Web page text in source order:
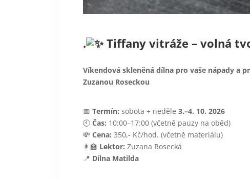
. Tiffany vitráže – volná
Víkendová skleněná dílna pro vaše nápady a
Zuzanou Roseckou
📅 Termín: sobota + neděle 3.–4. 10. 2026
🕙 Čas: 10:00–17:00 (včetně pauzy na oběd)
💸 Cena: 350,- Kč/hod. (včetně materiálu)
👩‍🏫 Lektor: Zuzana Rosecká
📍 Dílna Matilda